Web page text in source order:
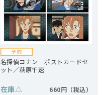
名探偵コナン ポストカードセ
ット／萩原千速
在庫△ 660円